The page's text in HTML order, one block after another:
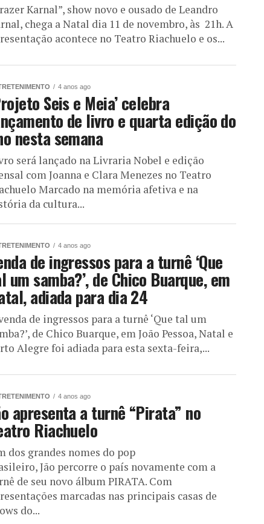
Karnal”, show novo e ousado de Leandro
chega a Natal dia 11 de novembro, às 21h. A
acontece no Teatro Riachuelo e os...
4 anos ago
Seis e Meia’ celebra
de livro e quarta edição do
nesta semana
será lançado na Livraria Nobel e edição
com Joanna e Clara Menezes no Teatro
Marcado na memória afetiva e na
da cultura...
4 anos ago
de ingressos para a turnê ‘Que
um samba?’, de Chico Buarque, em
adiada para dia 24
de ingressos para a turnê ‘Que tal um
de Chico Buarque, em João Pessoa, Natal e
Alegre foi adiada para esta sexta-feira,...
4 anos ago
apresenta a turnê “Pirata” no
Riachuelo
dos grandes nomes do pop
Jão percorre o país novamente com a
de seu novo álbum PIRATA. Com
marcadas nas principais casas de
do...